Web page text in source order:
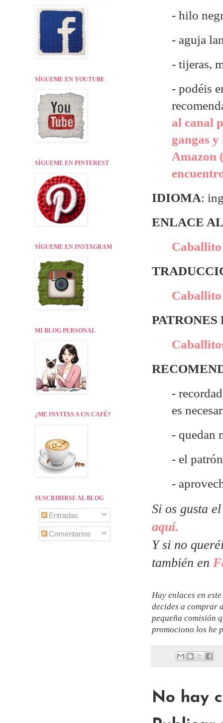
- hilo
- aguja
- tijeras,
- podéis
al canal
gangas
Amazon
IDIOMA:
ENLACE
-
es
- quedan
- el
-
Si os gusta
aquí.
Y si no
también en
Hay enlaces en
decides a comprar
pequeña comisión
promociono los he
No hay
SÍGUEME EN YOUTUBE
SÍGUEME EN PINTEREST
SÍGUEME EN INSTAGRAM
MI BLOG PERSONAL
¿ME INVITAS A UN CAFÉ?
SUSCRIBIRSE AL BLOG
Entradas
Comentarios